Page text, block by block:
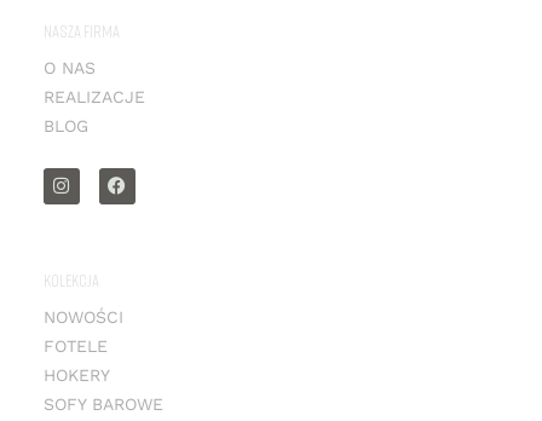
NASZA FIRMA
O NAS
REALIZACJE
BLOG
KOLEKCJA
NOWOŚCI
FOTELE
HOKERY
SOFY BAROWE